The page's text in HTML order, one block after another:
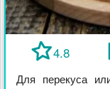
4.8
Для перекуса